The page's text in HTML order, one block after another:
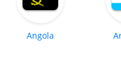
Angola